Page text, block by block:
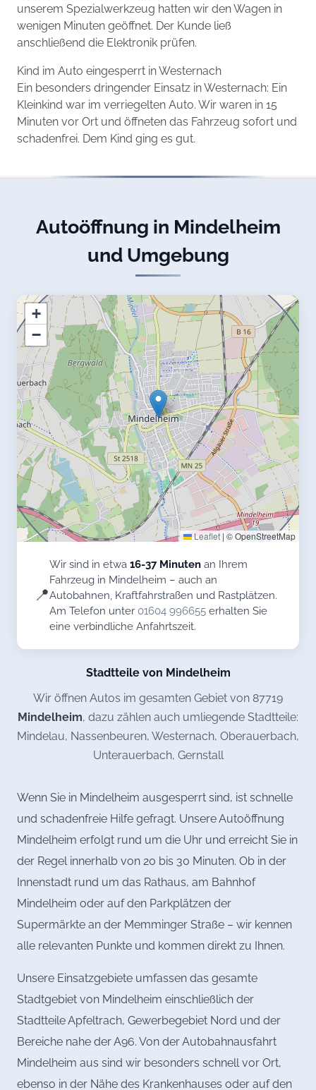
unserem Spezialwerkzeug hatten wir den Wagen in
wenigen Minuten geöffnet. Der Kunde ließ
anschließend die Elektronik prüfen.
Kind im Auto eingesperrt in Westernach
Ein besonders dringender Einsatz in Westernach: Ein
Kleinkind war im verriegelten Auto. Wir waren in 15
Minuten vor Ort und öffneten das Fahrzeug sofort und
schadenfrei. Dem Kind ging es gut.
Autoöffnung in Mindelheim
und Umgebung
+
−
Leaflet | © OpenStreetMap
📍
Wir sind in etwa 16-37 Minuten an Ihrem
Fahrzeug in Mindelheim – auch an
Autobahnen, Kraftfahrstraßen und Rastplätzen.
Am Telefon unter 01604 996655 erhalten Sie
eine verbindliche Anfahrtszeit.
Stadtteile von Mindelheim
Wir öffnen Autos im gesamten Gebiet von 87719
Mindelheim, dazu zählen auch umliegende Stadtteile:
Mindelau, Nassenbeuren, Westernach, Oberauerbach,
Unterauerbach, Gernstall
Wenn Sie in Mindelheim ausgesperrt sind, ist schnelle
und schadenfreie Hilfe gefragt. Unsere Autoöffnung
Mindelheim erfolgt rund um die Uhr und erreicht Sie in
der Regel innerhalb von 20 bis 30 Minuten. Ob in der
Innenstadt rund um das Rathaus, am Bahnhof
Mindelheim oder auf den Parkplätzen der
Supermärkte an der Memminger Straße – wir kennen
alle relevanten Punkte und kommen direkt zu Ihnen.
Unsere Einsatzgebiete umfassen das gesamte
Stadtgebiet von Mindelheim einschließlich der
Stadtteile Apfeltrach, Gewerbegebiet Nord und der
Bereiche nahe der A96. Von der Autobahnausfahrt
Mindelheim aus sind wir besonders schnell vor Ort,
ebenso in der Nähe des Krankenhauses oder auf den